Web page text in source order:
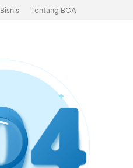
Bisnis Tentang BCA